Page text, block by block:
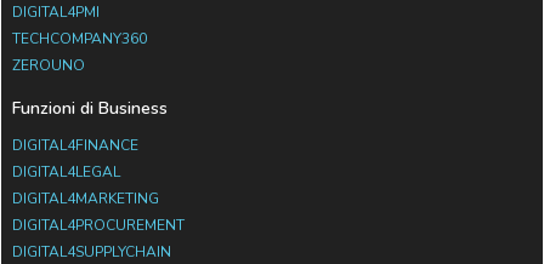
DIGITAL4PMI
TECHCOMPANY360
ZEROUNO
Funzioni di Business
DIGITAL4FINANCE
DIGITAL4LEGAL
DIGITAL4MARKETING
DIGITAL4PROCUREMENT
DIGITAL4SUPPLYCHAIN